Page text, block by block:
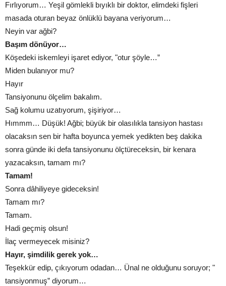
Fırlıyorum… Yeşil gömlekli bıyıklı bir doktor, elimdeki fişleri
masada oturan beyaz önlüklü bayana veriyorum…
Neyin var ağbi?
Başım dönüyor…
Köşedeki iskemleyi işaret ediyor, "otur şöyle…”
Miden bulanıyor mu?
Hayır
Tansiyonunu ölçelim bakalım.
Sağ kolumu uzatıyorum, şişiriyor…
Hımmm… Düşük! Ağbi; büyük bir olasılıkla tansiyon hastası
olacaksın sen bir hafta boyunca yemek yedikten beş dakika
sonra günde iki defa tansiyonunu ölçtüreceksin, bir kenara
yazacaksın, tamam mı?
Tamam!
Sonra dâhiliyeye gideceksin!
Tamam mı?
Tamam.
Hadi geçmiş olsun!
İlaç vermeyecek misiniz?
Hayır, şimdilik gerek yok…
Teşekkür edip, çıkıyorum odadan… Ünal ne olduğunu soruyor; "
tansiyonmuş” diyorum…